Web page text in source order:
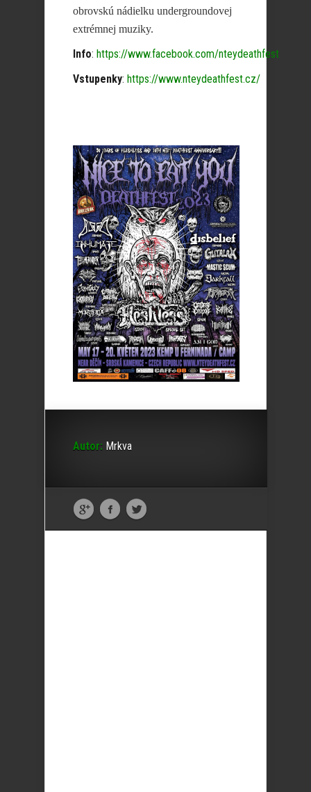
obrovskú nádielku undergroundovej
extrémnej muziky.
Info: https://www.facebook.com/nteydeathfest
Vstupenky: https://www.nteydeathfest.cz/
Autor: Mrkva